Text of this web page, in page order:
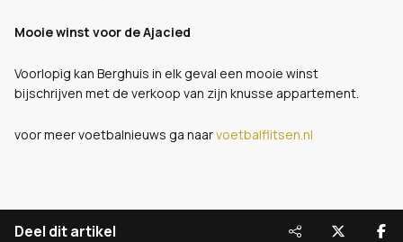
Mooie winst voor de Ajacied
Voorlopig kan Berghuis in elk geval een mooie winst
bijschrijven met de verkoop van zijn knusse appartement.
voor meer voetbalnieuws ga naarvoetbalflitsen.nl
Deel dit artikel